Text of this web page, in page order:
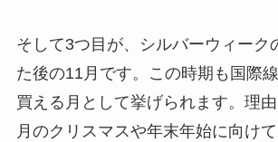
そして3つ目が、シルバーウィーク
た後の11月です。この時期も国際
買える月として挙げられます。理
月のクリスマスや年末年始に向け